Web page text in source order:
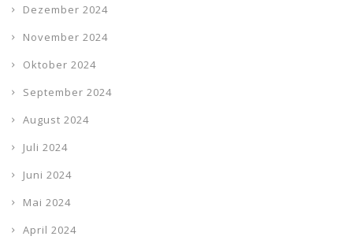
Dezember 2024
November 2024
Oktober 2024
September 2024
August 2024
Juli 2024
Juni 2024
Mai 2024
April 2024